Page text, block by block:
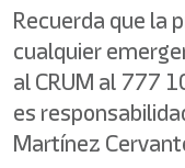
Recuerda que la
cualquier
al CRUM al 777
es
Martínez